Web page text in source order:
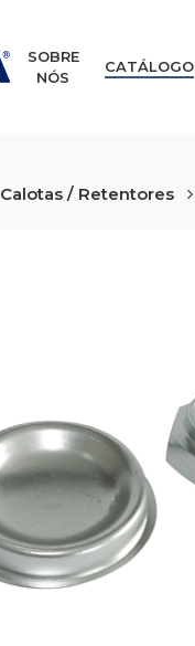
SOBRE
NÓS
CATÁLOGO
Calotas / Retentores